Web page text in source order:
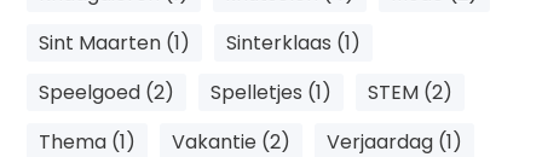
Sint Maarten (1)
Sinterklaas (1)
Speelgoed (2)
Spelletjes (1)
STEM (2)
Thema (1)
Vakantie (2) Verjaardag (1)